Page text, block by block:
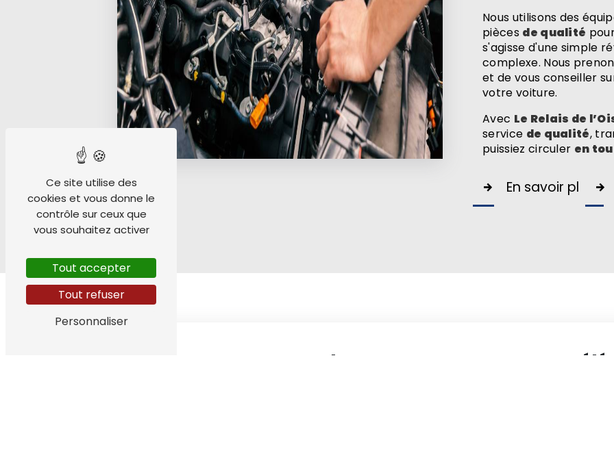
Nous utilisons des
pièces de qualité
s'agisse d'une simple
complexe. Nous
et de vous conseiller
votre voiture.
Avec Le Relais de
service de qualité,
puissiez circuler en
En savoir plus
Adresse
Ce site utilise des
cookies et vous donne le
contrôle sur ceux que
vous souhaitez activer
Tout accepter
Tout refuser
Personnaliser